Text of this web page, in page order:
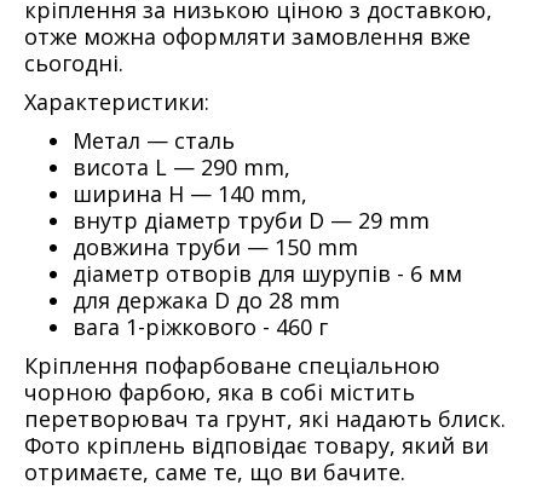
кріплення за низькою ціною з доставкою,
отже можна оформляти замовлення вже
сьогодні.
Характеристики:
Метал — сталь
висота L — 290 mm,
ширина H — 140 mm,
внутр діаметр труби D — 29 mm
довжина труби — 150 mm
діаметр отворів для шурупів - 6 мм
для держака D до 28 mm
вага 1-ріжкового - 460 г
Кріплення пофарбоване спеціальною
чорною фарбою, яка в собі містить
перетворювач та грунт, які надають блиcк.
Фото кріплень відповідає товару, який ви
отримаєте, саме те, що ви бачите.